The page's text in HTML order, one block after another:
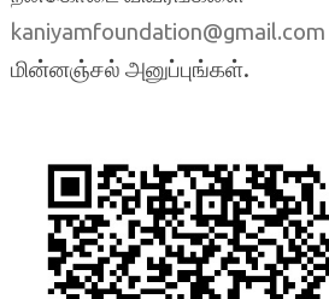
kaniyamfoundation@gmail.com
மின்னஞ்சல் அனுப்புங்கள்.